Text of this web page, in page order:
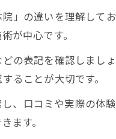
」の違いを理解してお
が中心です。
の表記を確認しましょ
ることが大切です。
、口コミや実際の体
ます。